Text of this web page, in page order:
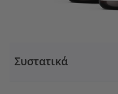
Συστατικά